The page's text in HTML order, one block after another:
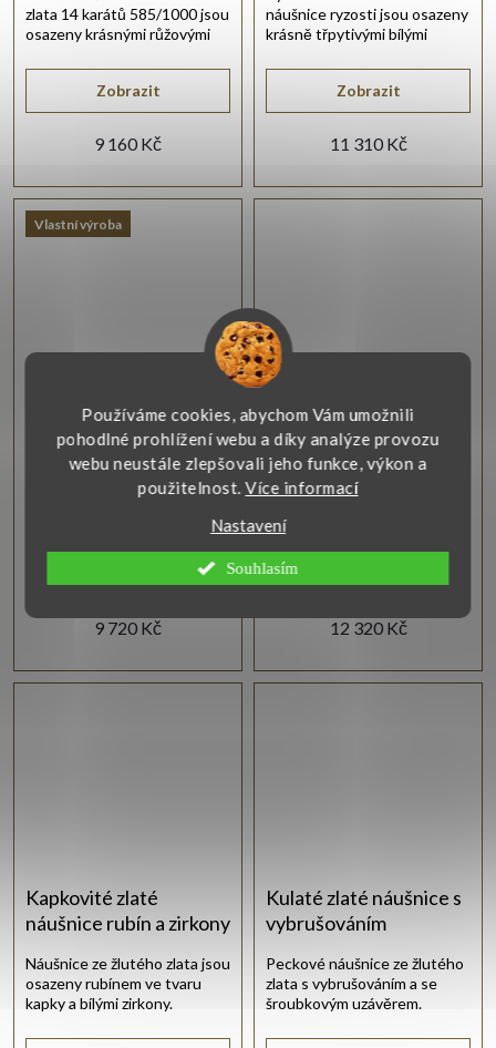
Používáme cookies, abychom Vám umožnili
pohodlné prohlížení webu a díky analýze provozu
webu neustále zlepšovali jeho funkce, výkon a
použitelnost.Více informací
Nastavení
Souhlasím
9 160 Kč
Zobrazit
zlata 14 karátů 585/1000 jsou
osazeny krásnými růžovými
11 310 Kč
Zobrazit
náušnice ryzosti jsou osazeny
krásně třpytivými bílými
Vlastní výroba
Zlaté náušnice zelené
smaragdy
9 720 Kč
Zlaté náušnice s broušenými
smaragdy, které dodávají
Elegantní zlaté
náušnice akvamarín
12 320 Kč
Zlaté náušnice s akvamarínem
a zirkony spojují modrý kámen
s decentním třpytem.
Kapkovité zlaté
náušnice rubín a zirkony
Náušnice ze žlutého zlata jsou
osazeny rubínem ve tvaru
kapky a bílými zirkony.
Kulaté zlaté náušnice s
vybrušováním
Peckové náušnice ze žlutého
zlata s vybrušováním a se
šroubkovým uzávěrem.